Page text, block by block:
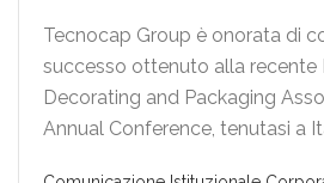
Tecnocap Group è onorata di
successo ottenuto alla recente
Decorating and Packaging
Annual Conference, tenutasi a